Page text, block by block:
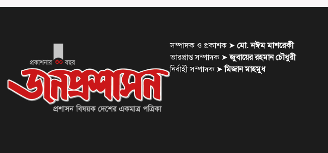
সম্পাদক ও প্রকাশক ➤ মো. নঈম মাশরেকী
ভারপ্রাপ্ত সম্পাদক ➤জুবায়ের রহমান চৌধুরী
নির্বাহী সম্পাদক ➤মিজান মাহমুধ